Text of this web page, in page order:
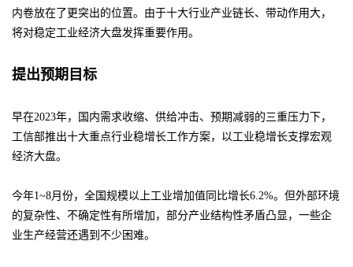
内卷放在了更突出的位置。由于十大行业产业链长、带动作用大，
将对稳定工业经济大盘发挥重要作用。
提出预期目标
早在2023年，国内需求收缩、供给冲击、预期减弱的三重压力下，
工信部推出十大重点行业稳增长工作方案，以工业稳增长支撑宏观
经济大盘。
今年1~8月份，全国规模以上工业增加值同比增长6.2%。但外部环境
的复杂性、不确定性有所增加，部分产业结构性矛盾凸显，一些企
业生产经营还遇到不少困难。